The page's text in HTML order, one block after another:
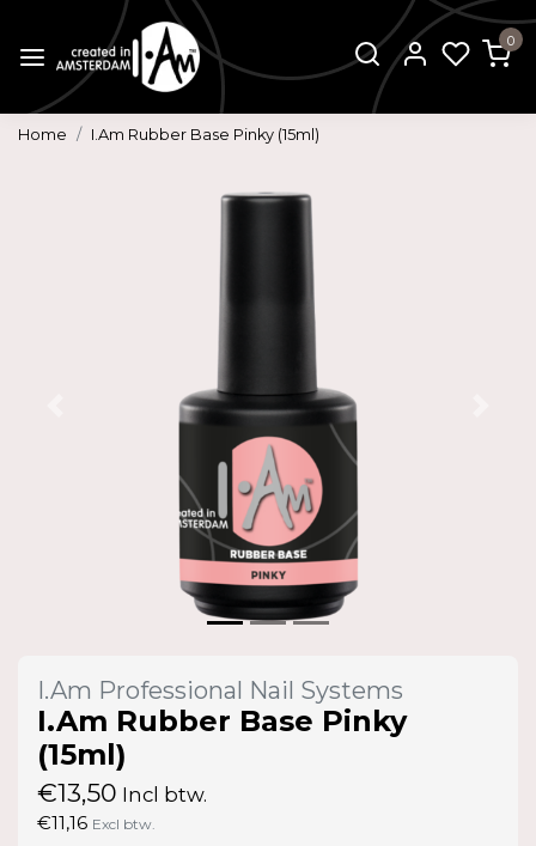
0
Home I.Am Rubber Base Pinky (15ml)
I.Am Professional Nail Systems
I.Am Rubber Base Pinky
(15ml)
€13,50 Incl btw.
€11,16 Excl btw.